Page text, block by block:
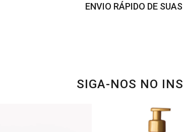
ENVIO RÁPIDO DE
SIGA-NOS NO